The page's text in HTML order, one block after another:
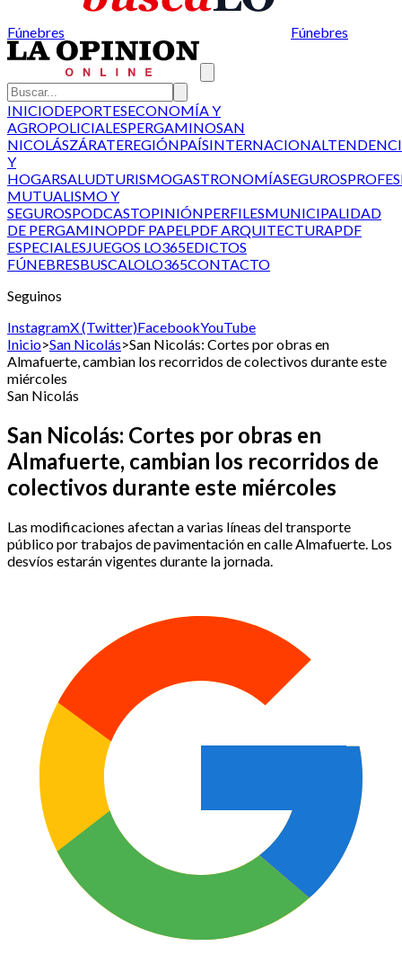
Fúnebres Fúnebres
INICIODEPORTESECONOMÍA Y
AGROPOLICIALESPERGAMINOSAN
NICOLÁSZÁRATEREGIÓNPAÍSINTERNACIONAL
Y
HOGARSALUDTURISMOGASTRONOMÍASEGUROS
MUTUALISMO Y
SEGUROSPODCASTOPINIÓNPERFILESMUNICIPALIDAD
DE PERGAMINOPDF PAPELPDF ARQUITECTURAPDF
ESPECIALESJUEGOS LO365EDICTOS
FÚNEBRESBUSCALOLO365CONTACTO
Seguinos
InstagramX (Twitter)FacebookYouTube
Inicio>San Nicolás>San Nicolás: Cortes por obras en
Almafuerte, cambian los recorridos de colectivos durante este
miércoles
San Nicolás
San Nicolás: Cortes por obras en
Almafuerte, cambian los recorridos de
colectivos durante este miércoles
Las modificaciones afectan a varias líneas del transporte
público por trabajos de pavimentación en calle Almafuerte. Los
desvíos estarán vigentes durante la jornada.